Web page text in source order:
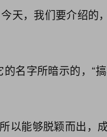
今天，我们要介绍
的名字所暗示的，“
所以能够脱颖而出